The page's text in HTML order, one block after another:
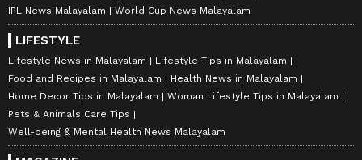
IPL News Malayalam
World Cup News Malayalam
LIFESTYLE
Lifestyle News in Malayalam
Lifestyle Tips in Malayalam
Food and Recipes in Malayalam
Health News in Malayalam
Home Decor Tips in Malayalam
Woman Lifestyle Tips in Malayalam
Pets & Animals Care Tips
Well-being & Mental Health News Malayalam